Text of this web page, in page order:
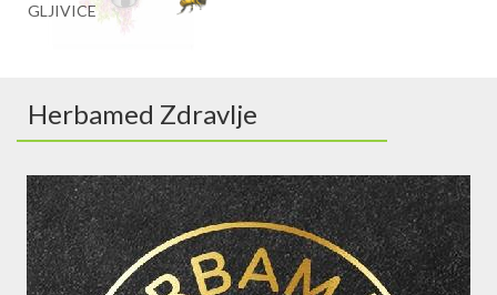
GLJIVICE
Herbamed Zdravlje